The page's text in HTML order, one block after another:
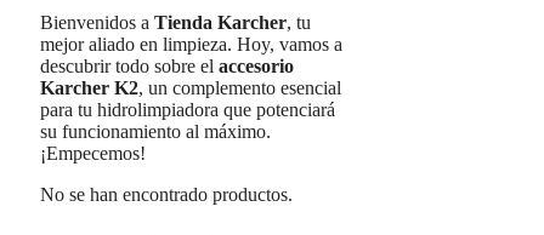
Bienvenidos a Tienda Karcher, tu
mejor aliado en limpieza. Hoy, vamos a
descubrir todo sobre el accesorio
Karcher K2, un complemento esencial
para tu hidrolimpiadora que potenciará
su funcionamiento al máximo.
¡Empecemos!
No se han encontrado productos.